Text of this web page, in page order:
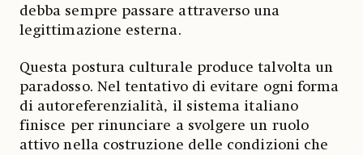
debba sempre passare attraverso una
legittimazione esterna.
Questa postura culturale produce talvolta un
paradosso. Nel tentativo di evitare ogni forma
di autoreferenzialità, il sistema italiano
finisce per rinunciare a svolgere un ruolo
attivo nella costruzione delle condizioni che